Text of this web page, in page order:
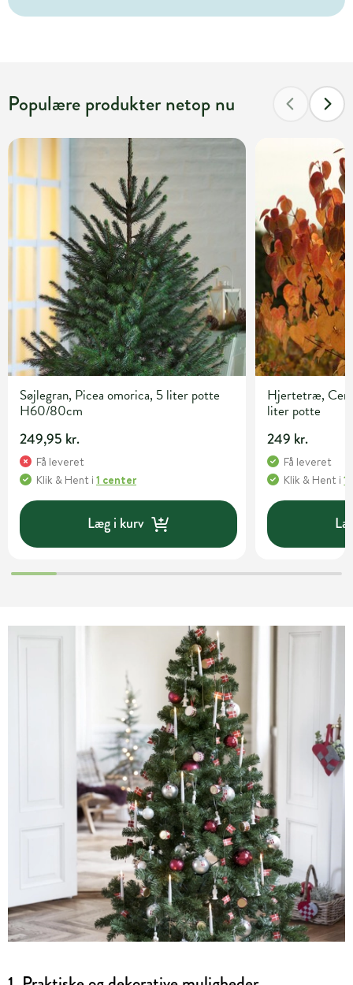
Populære produkter netop nu
Søjlegran, Picea omorica, 5 liter potte
H60/80cm
249,95 kr.
Få leveret
Klik & Hent i 1 center
Læg i kurv
Hjertetræ,
liter potte
249 kr.
Få leveret
Klik & Hent i